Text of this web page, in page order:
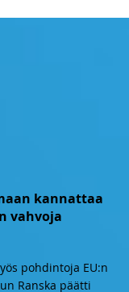
kannattaa
vahvoja
pohdintoja EU:n
Ranska päätti